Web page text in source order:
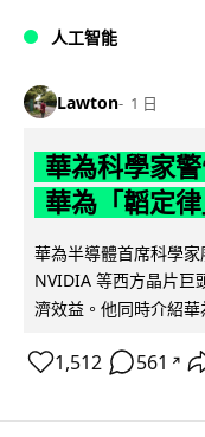
人工智能
Lawton 1 日
華為科學家
華為「韜定
華為半導體首席科學
NVIDIA 等西方晶片巨
濟效益。他同時介紹華
1,512 561 ↗